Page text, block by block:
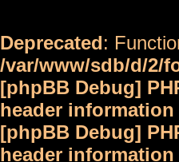
Deprecated:
/var/www/sdb/d/2/
[phpBB Debug]
header
[phpBB Debug]
header